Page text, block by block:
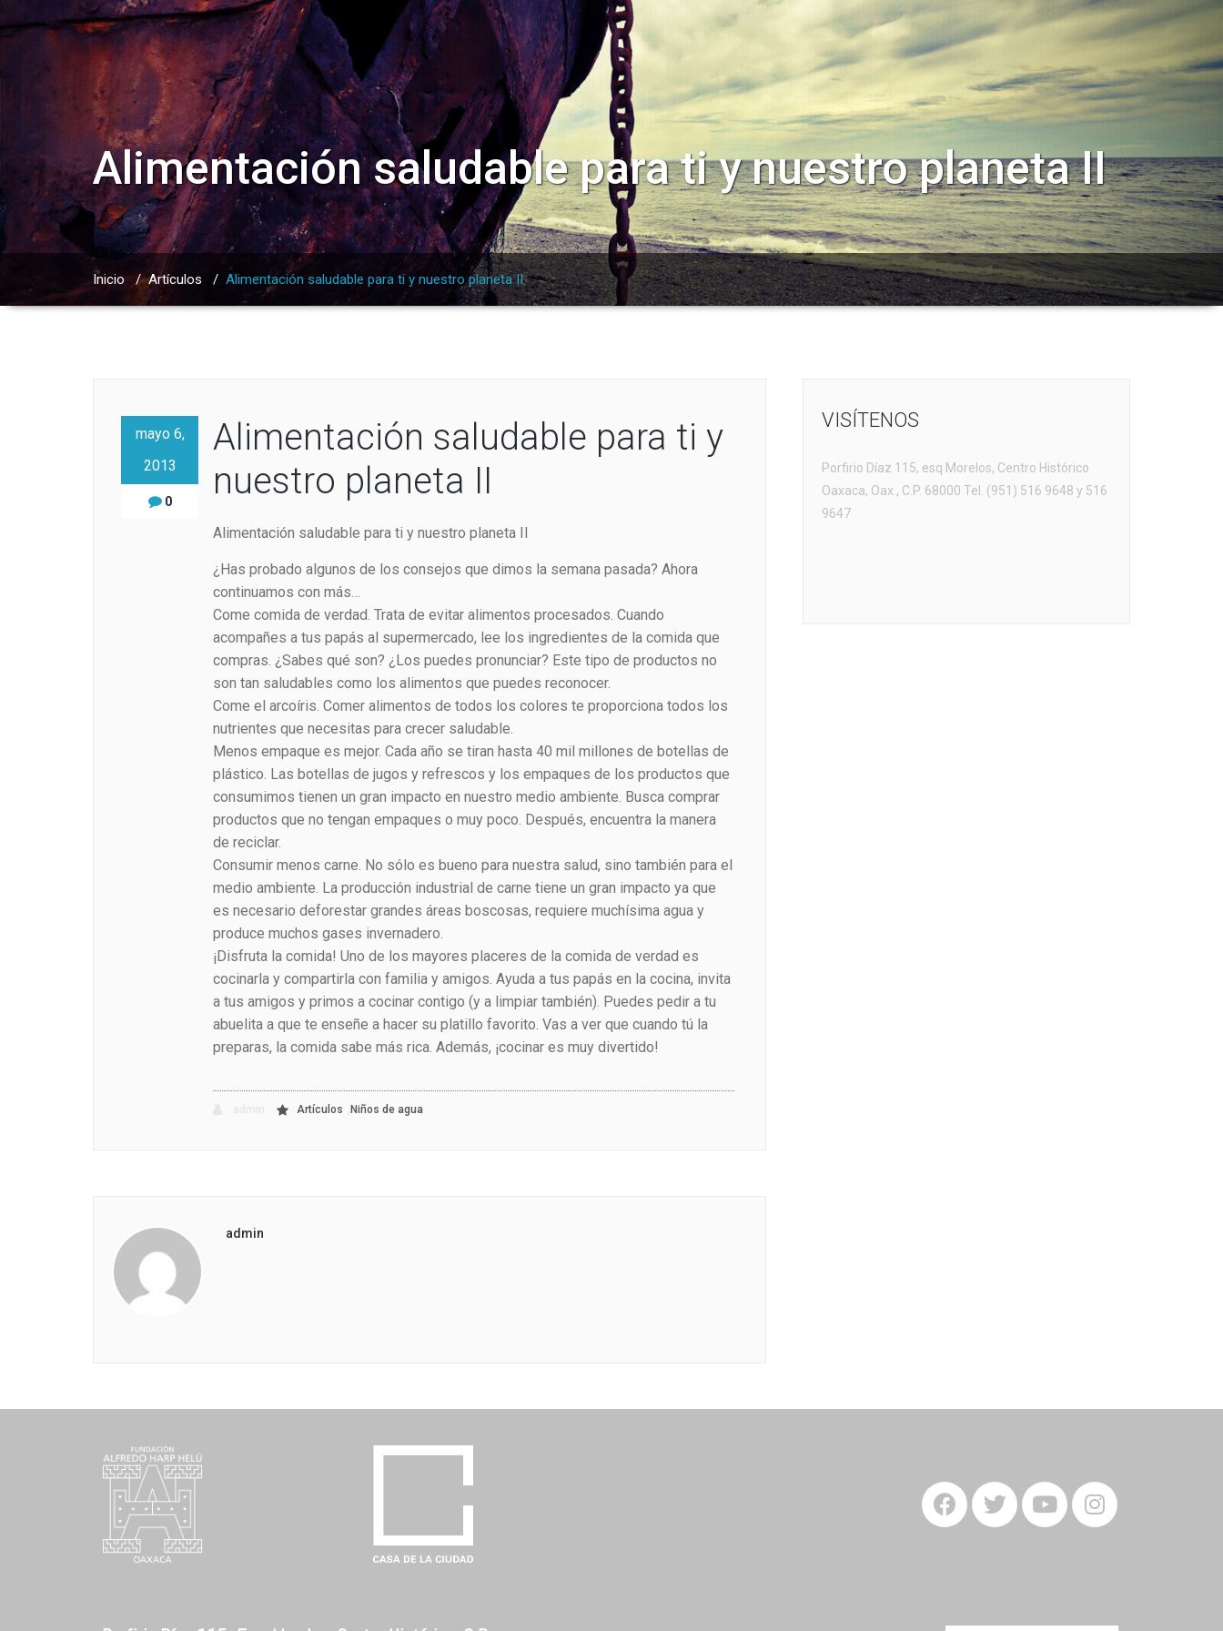
Alimentación saludable para ti y nuestro planeta II
Inicio/Artículos / Alimentación saludable para ti y nuestro planeta II
mayo 6,
2013
0
Alimentación saludable para ti y
nuestro planeta II
Alimentación saludable para ti y nuestro planeta II
¿Has probado algunos de los consejos que dimos la semana pasada? Ahora
continuamos con más…
Come comida de verdad. Trata de evitar alimentos procesados. Cuando
acompañes a tus papás al supermercado, lee los ingredientes de la comida que
compras. ¿Sabes qué son? ¿Los puedes pronunciar? Este tipo de productos no
son tan saludables como los alimentos que puedes reconocer.
Come el arcoíris. Comer alimentos de todos los colores te proporciona todos los
nutrientes que necesitas para crecer saludable.
Menos empaque es mejor. Cada año se tiran hasta 40 mil millones de botellas de
plástico. Las botellas de jugos y refrescos y los empaques de los productos que
consumimos tienen un gran impacto en nuestro medio ambiente. Busca comprar
productos que no tengan empaques o muy poco. Después, encuentra la manera
de reciclar.
Consumir menos carne. No sólo es bueno para nuestra salud, sino también para el
medio ambiente. La producción industrial de carne tiene un gran impacto ya que
es necesario deforestar grandes áreas boscosas, requiere muchísima agua y
produce muchos gases invernadero.
¡Disfruta la comida! Uno de los mayores placeres de la comida de verdad es
cocinarla y compartirla con familia y amigos. Ayuda a tus papás en la cocina, invita
a tus amigos y primos a cocinar contigo (y a limpiar también). Puedes pedir a tu
abuelita a que te enseñe a hacer su platillo favorito. Vas a ver que cuando tú la
preparas, la comida sabe más rica. Además, ¡cocinar es muy divertido!
Artículos Niños de agua
admin
VISÍTENOS
Porfirio Díaz 115, esq Morelos, Centro Histórico
Oaxaca, Oax., C.P. 68000 Tel. (951) 516 9648 y 516
9647